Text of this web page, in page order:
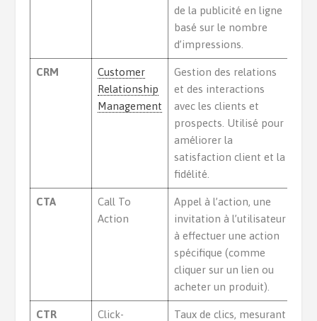
de la publicité en ligne
basé sur le nombre
d’impressions.
CRM
Customer
Relationship
Management
Gestion des relations
et des interactions
avec les clients et
prospects. Utilisé pour
améliorer la
satisfaction client et la
fidélité.
CTA
Call To
Action
Appel à l’action, une
invitation à l’utilisateur
à effectuer une action
spécifique (comme
cliquer sur un lien ou
acheter un produit).
CTR
Click-
Taux de clics, mesurant